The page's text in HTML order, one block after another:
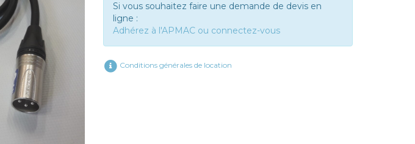
Si vous souhaitez faire une demande de devis en
ligne :
Adhérez à l'APMAC ou connectez-vous
Conditions générales de location